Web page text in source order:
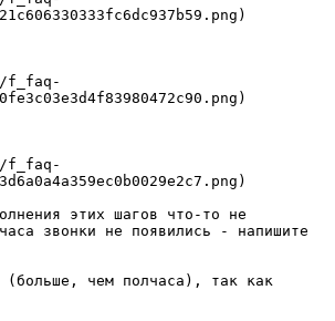
f_faq-
f_faq-
этих шагов что-то не
звонки не появились - напишите
(больше, чем полчаса), так как